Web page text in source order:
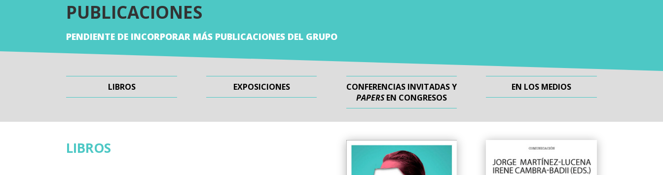
PUBLICACIONES
PENDIENTE DE INCORPORAR MÁS PUBLICACIONES DEL GRUPO
LIBROS EXPOSICIONES
CONFERENCIAS INVITADAS Y
PAPERSEN CONGRESOS
EN LOS MEDIOS
LIBROS